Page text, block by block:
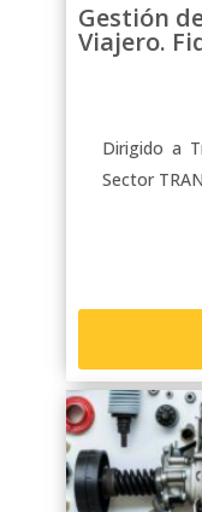
Gestión
Viajero.
Dirigido a
Sector